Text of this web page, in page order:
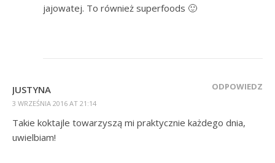
jajowatej. To również superfoods 🙂
JUSTYNA
3 WRZEŚNIA 2016 AT 21:14
ODPOWIEDZ
Takie koktajle towarzyszą mi praktycznie każdego dnia,
uwielbiam!